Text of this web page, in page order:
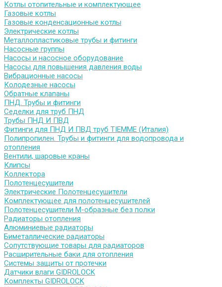
Котлы отопительные и комплектующее
Газовые котлы
Газовые конденсационные котлы
Электрические котлы
Металлопластиковые трубы и фитинги
Насосные группы
Насосы и насосное оборудование
Насосы для повышения давления воды
Вибрационные насосы
Колодезные насосы
Обратные клапаны
ПНД. Трубы и фитинги
Седелки для труб ПНД
Трубы ПНД И ПВД
Фитинги для ПНД И ПВД труб TIEMME (Италия)
Полипропилен. Трубы и фитинги для водопровода и
отопления
Вентили, шаровые краны
Клипсы
Коллектора
Полотенцесушители
Электрические Полотенцесушители
Комплектующее для полотенцесушителей
Полотенцесушители М-образные без полки
Радиаторы отопления
Алюминиевые радиаторы
Биметаллические радиаторы
Сопутствующие товары для радиаторов
Расширительные баки для отопления
Системы защиты от протечки
Датчики влаги GIDROLOCK
Комплекты GIDROLOCK